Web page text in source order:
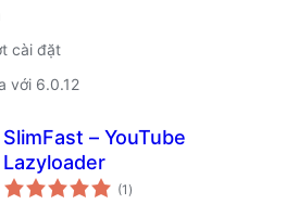
cài đặt
với 6.0.12
SlimFast – YouTube
Lazyloader
(1 tổng
đánh
)